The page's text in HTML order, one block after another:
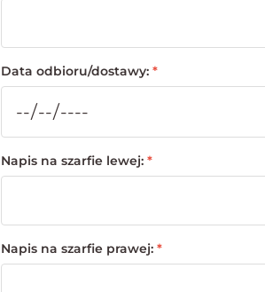
Data odbioru/dostawy: *
Napis na szarfie lewej: *
Napis na szarfie prawej: *